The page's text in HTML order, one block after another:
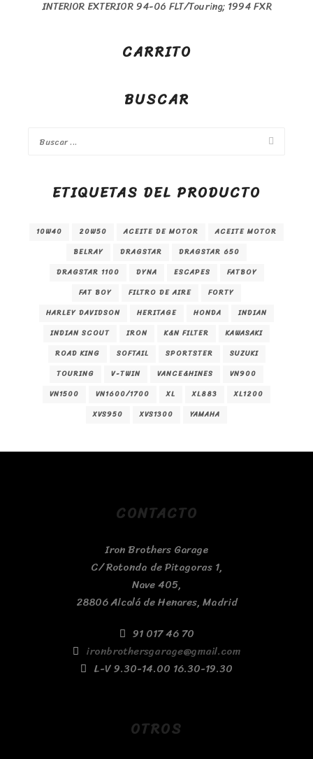
CARRITO
BUSCAR
ETIQUETAS DEL PRODUCTO
10W40 20W50 ACEITE DE MOTOR
ACEITE MOTOR
BELRAY
DRAGSTAR
DRAGSTAR 650
DRAGSTAR 1100
DYNA ESCAPES
FATBOY
FAT BOY
FILTRO DE AIRE
FORTY
HARLEY DAVIDSON
HERITAGE HONDA
INDIAN
INDIAN SCOUT
IRON K&N FILTER
KAWASAKI
ROAD KING
SOFTAIL SPORTSTER
SUZUKI
TOURING
V-TWIN VANCE&HINES
VN900
VN1500
VN1600/1700 XL XL883
XL1200
XVS950
XVS1300 YAMAHA
CONTACTO
Iron Brothers Garage
C/ Rotonda de Pitagoras 1,
Nave 405,
28806 Alcalá de Henares, Madrid
91 017 46 70
ironbrothersgarage@gmail.com
L-V 9.30-14.00 16.30-19.30
OTROS